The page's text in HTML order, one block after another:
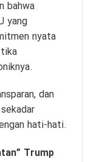
bahwa
yang
nyata
dan
hati-hati.
Trump